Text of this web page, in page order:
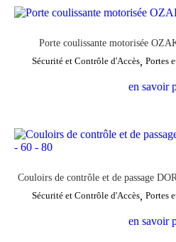
Porte coulissante motorisée
Sécurité et Contrôle d'Accès, Portes
en savoir
Couloirs de contrôle et de passage
Sécurité et Contrôle d'Accès, Portes
en savoir